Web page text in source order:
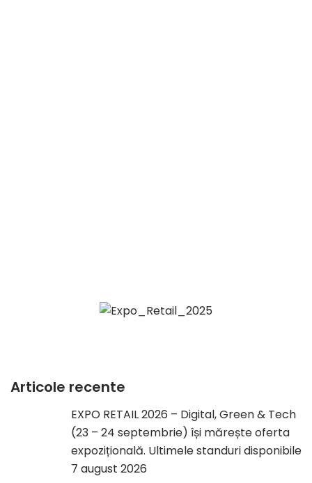
Articole recente
EXPO RETAIL 2026 – Digital, Green & Tech
(23 – 24 septembrie) își mărește oferta
expozițională. Ultimele standuri disponibile
7 august 2026